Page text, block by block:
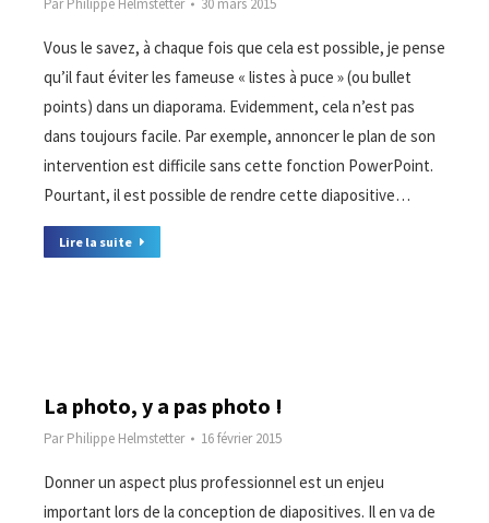
ParPhilippe Helmstetter 30 mars 2015
Vous le savez, à chaque fois que cela est possible, je pense
qu’il faut éviter les fameuse « listes à puce » (ou bullet
points) dans un diaporama. Evidemment, cela n’est pas
dans toujours facile. Par exemple, annoncer le plan de son
intervention est difficile sans cette fonction PowerPoint.
Pourtant, il est possible de rendre cette diapositive…
Lire la suite
La photo, y a pas photo !
ParPhilippe Helmstetter 16 février 2015
Donner un aspect plus professionnel est un enjeu
important lors de la conception de diapositives. Il en va de